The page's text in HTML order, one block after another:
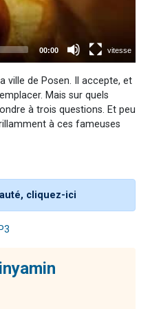
ville de Posen. Il accepte, et
Mais sur quels
à trois questions. Et peu
à ces fameuses
cliquez-ici